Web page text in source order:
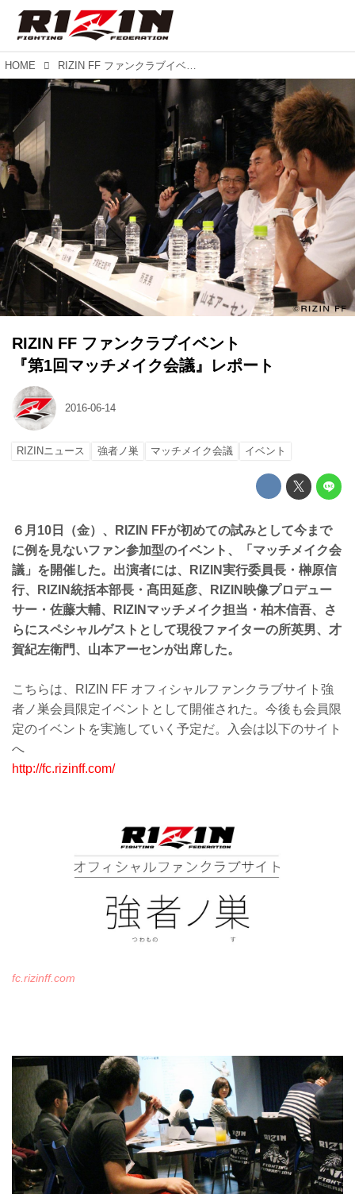
HOME RIZIN FF ファンクラブイベント 『第1回マッチメイク会議』レポート
RIZIN FF ファンクラブイベント
『第1回マッチメイク会議』レポート
2016-06-14
RIZINニュース 強者ノ巣 マッチメイク会議 イベント
６月10日（金）、RIZIN FFが初めての試みとして今まで
に例を見ないファン参加型のイベント、「マッチメイク会
議」を開催した。出演者には、RIZIN実行委員長・榊原信
行、RIZIN統括本部長・髙田延彦、RIZIN映像プロデュー
サー・佐藤大輔、RIZINマッチメイク担当・柏木信吾、さ
らにスペシャルゲストとして現役ファイターの所英男、才
賀紀左衛門、山本アーセンが出席した。
こちらは、RIZIN FF オフィシャルファンクラブサイト強
者ノ巣会員限定イベントとして開催された。今後も会員限
定のイベントを実施していく予定だ。入会は以下のサイト
へ
http://fc.rizinff.com/
fc.rizinff.com